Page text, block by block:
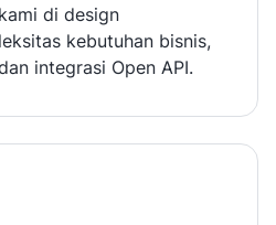
di design
kebutuhan bisnis,
integrasi Open API.